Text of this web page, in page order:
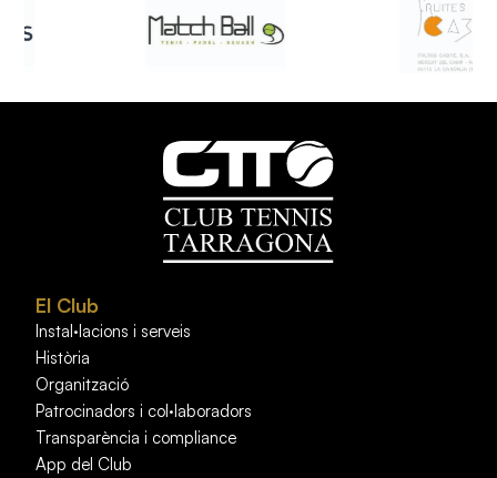
El Club
Instal·lacions i serveis
Història
Organització
Patrocinadors i col·laboradors
Transparència i compliance
App del Club